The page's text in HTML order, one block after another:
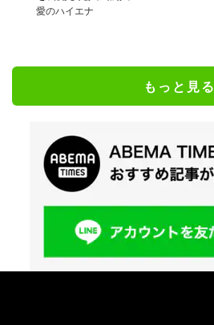
愛のハイエナ
もっと見る